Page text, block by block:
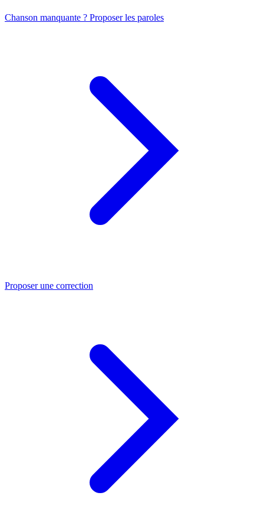
Chanson manquante ? Proposer les paroles
Proposer une correction